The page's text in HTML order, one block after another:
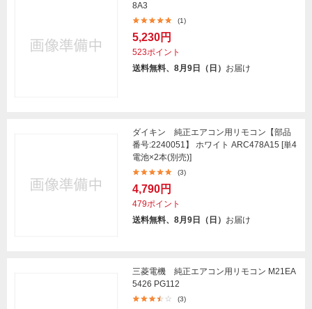
8A3
(1)
5,230円
523ポイント
送料無料、8月9日（日） お届け
ダイキン 純正エアコン用リモコン【部品
番号:2240051】 ホワイト ARC478A15 [単4
電池×2本(別売)]
(3)
4,790円
479ポイント
送料無料、8月9日（日） お届け
三菱電機 純正エアコン用リモコン M21EA
5426 PG112
(3)